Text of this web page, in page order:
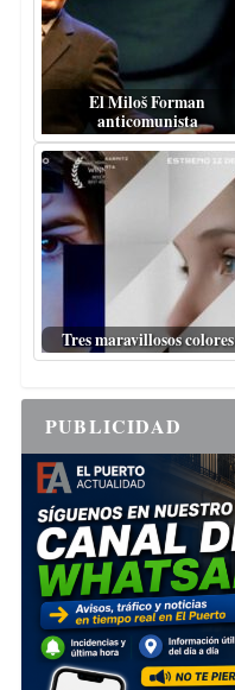
El Miloš Forman
anticomunista
Tres maravillosos colores
PUBLICIDAD